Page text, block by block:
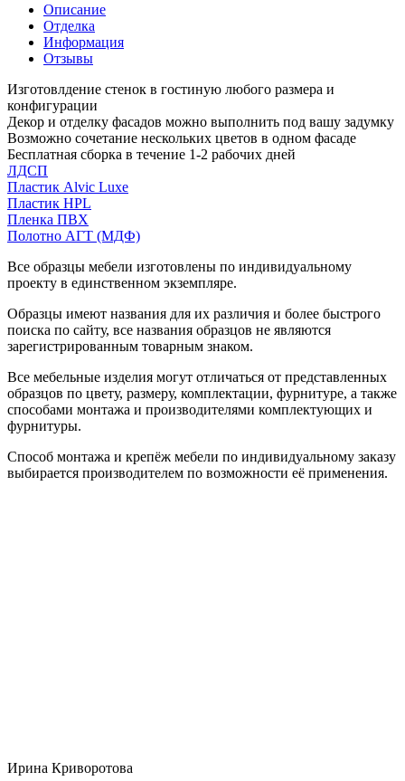
Описание
Отделка
Информация
Отзывы
Изготовлдение стенок в гостиную любого размера и
конфигурации
Декор и отделку фасадов можно выполнить под вашу задумку
Возможно сочетание нескольких цветов в одном фасаде
Бесплатная сборка в течение 1-2 рабочих дней
ЛДСП
Пластик Alvic Luxe
Пластик HPL
Пленка ПВХ
Полотно АГТ (МДФ)
Все образцы мебели изготовлены по индивидуальному
проекту в единственном экземпляре.
Образцы имеют названия для их различия и более быстрого
поиска по сайту, все названия образцов не являются
зарегистрированным товарным знаком.
Все мебельные изделия могут отличаться от представленных
образцов по цвету, размеру, комплектации, фурнитуре, а также
способами монтажа и производителями комплектующих и
фурнитуры.
Способ монтажа и крепёж мебели по индивидуальному заказу
выбирается производителем по возможности её применения.
Ирина Криворотова